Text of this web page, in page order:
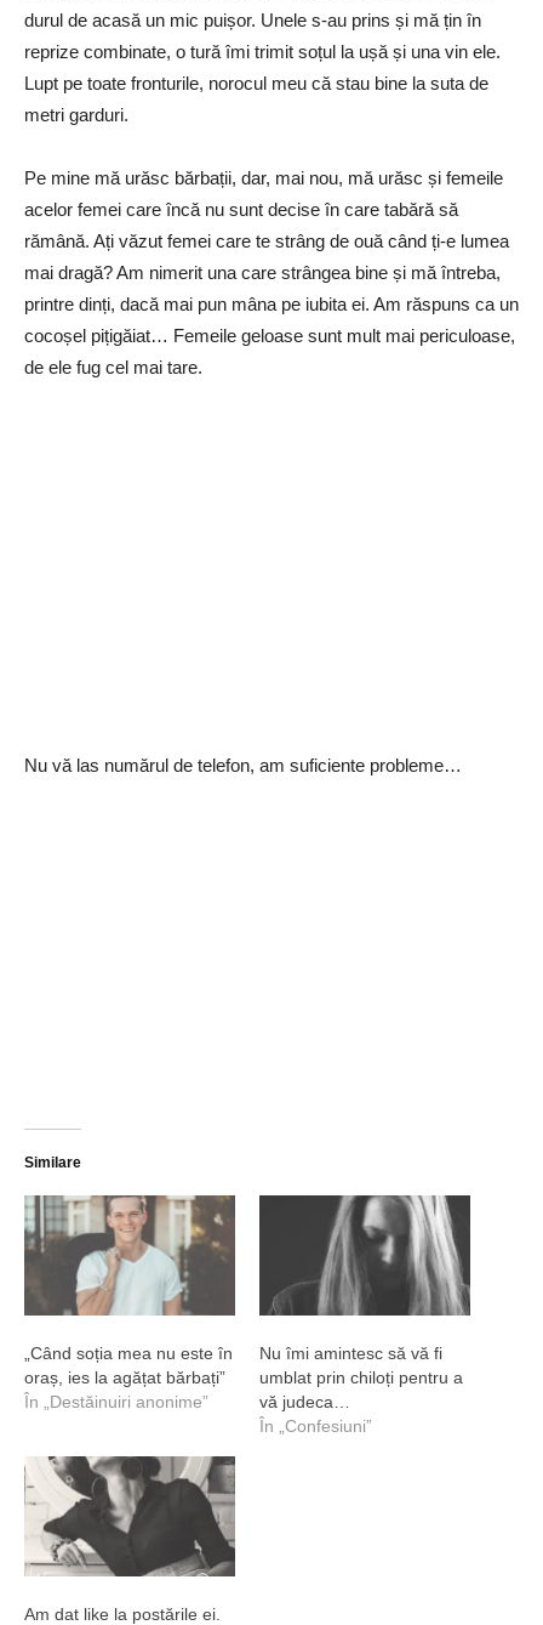
durul de acasă un mic puișor. Unele s-au prins și mă țin în
reprize combinate, o tură îmi trimit soțul la ușă și una vin ele.
Lupt pe toate fronturile, norocul meu că stau bine la suta de
metri garduri.
Pe mine mă urăsc bărbații, dar, mai nou, mă urăsc și femeile
acelor femei care încă nu sunt decise în care tabără să
rămână. Ați văzut femei care te strâng de ouă când ți-e lumea
mai dragă? Am nimerit una care strângea bine și mă întreba,
printre dinți, dacă mai pun mâna pe iubita ei. Am răspuns ca un
cocoșel pițigăiat… Femeile geloase sunt mult mai periculoase,
de ele fug cel mai tare.
Nu vă las numărul de telefon, am suficiente probleme…
Similare
„Când soția mea nu este în
oraș, ies la agățat bărbați”
În „Destăinuiri anonime”
Nu îmi amintesc să vă fi
umblat prin chiloți pentru a
vă judeca…
În „Confesiuni”
Am dat like la postările ei.